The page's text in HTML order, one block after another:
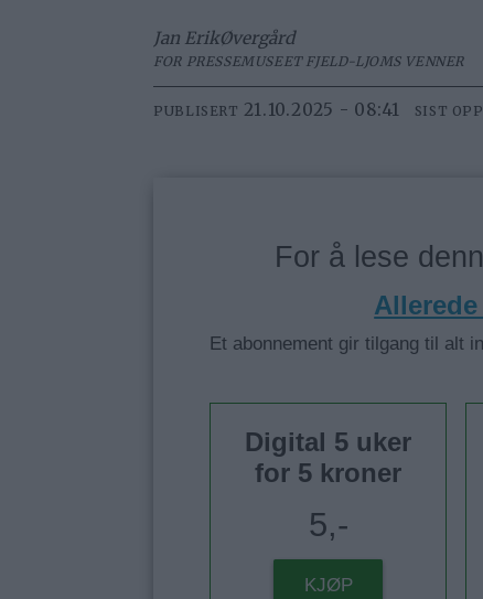
Jan ErikØvergård
FOR PRESSEMUSEET FJELD-LJOMS VENNER
PUBLISERT 21.10.2025 - 08:41 SIST
For å lese
Et abonnement gir tilgang til alt
Digital 5 uker
for 5 kroner
5,-
KJØP